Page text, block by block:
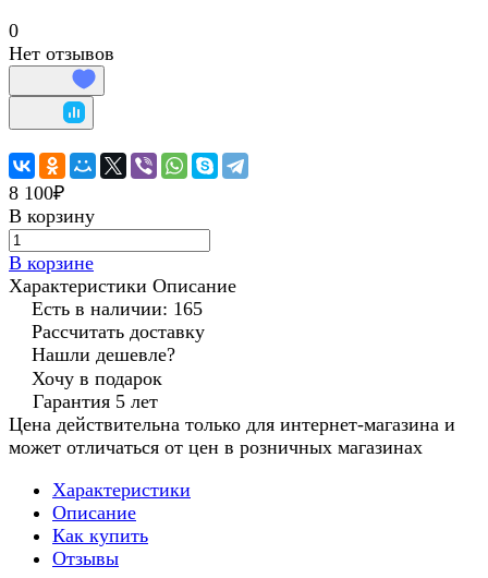
0
Нет отзывов
8 100₽
В корзину
В корзине
Характеристики Описание
Есть в наличии: 165
Рассчитать доставку
Нашли дешевле?
Хочу в подарок
Гарантия 5 лет
Цена действительна только для интернет-магазина и
может отличаться от цен в розничных магазинах
Характеристики
Описание
Как купить
Отзывы